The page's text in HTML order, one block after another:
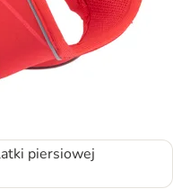
piersiowej